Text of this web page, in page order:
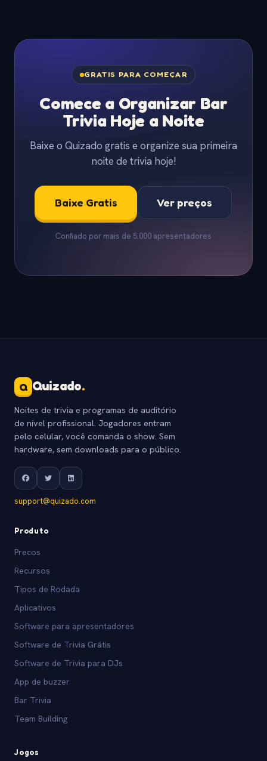
GRATIS PARA COMEÇAR
Comece a Organizar Bar
Trivia Hoje a Noite
Baixe o Quizado gratis e organize sua primeira
noite de trivia hoje!
Baixe Gratis Ver preços
Confiado por mais de 5.000 apresentadores
Q Quizado.
Noites de trivia e programas de auditório
de nível profissional. Jogadores entram
pelo celular, você comanda o show. Sem
hardware, sem downloads para o público.
support@quizado.com
Produto
Precos
Recursos
Tipos de Rodada
Aplicativos
Software para apresentadores
Software de Trivia Grátis
Software de Trivia para DJs
App de buzzer
Bar Trivia
Team Building
Jogos